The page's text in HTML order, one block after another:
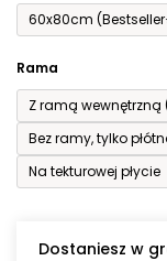
60x80cm
Rama
Z ramą wewnętrzną
Bez ramy, tylko
Na tekturowej płycie
Dostaniesz w